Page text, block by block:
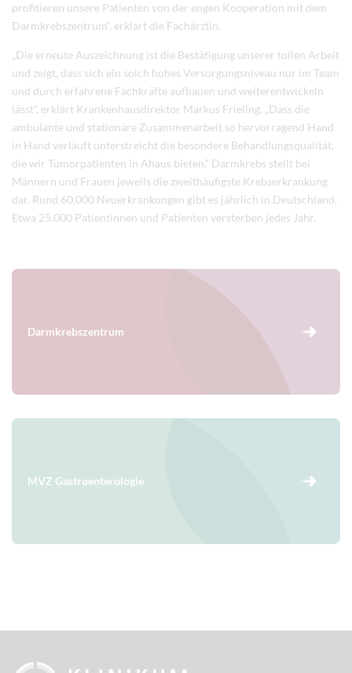
profitieren unsere Patienten von der engen Kooperation mit dem
Darmkrebszentrum“, erklärt die Fachärztin.
„Die erneute Auszeichnung ist die Bestätigung unserer tollen Arbeit
und zeigt, dass sich ein solch hohes Versorgungsniveau nur im Team
und durch erfahrene Fachkräfte aufbauen und weiterentwickeln
lässt“, erklärt Krankenhausdirektor Markus Frieling. „Dass die
ambulante und stationäre Zusammenarbeit so hervorragend Hand
in Hand verläuft unterstreicht die besondere Behandlungsqualität,
die wir Tumorpatienten in Ahaus bieten.“ Darmkrebs stellt bei
Männern und Frauen jeweils die zweithäufigste Krebserkrankung
dar. Rund 60.000 Neuerkrankungen gibt es jährlich in Deutschland.
Etwa 25.000 Patientinnen und Patienten versterben jedes Jahr.
Darmkrebszentrum
MVZ Gastroenterologie